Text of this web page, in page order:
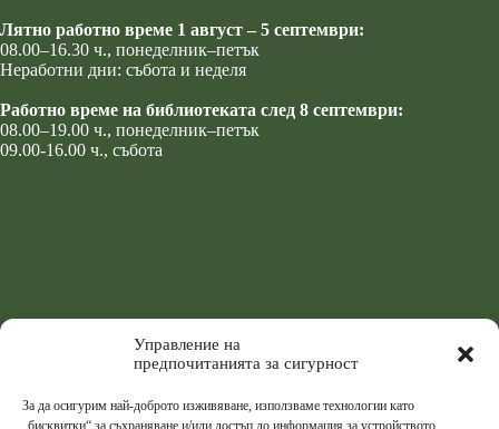
Управление на
предпочитанията за сигурност
За да осигурим най-доброто изживяване, използваме технологии като
„бисквитки“ за съхраняване и/или достъп до информация за устройството.
Лятно работно време 1 август – 5 септември:
08.00–16.30 ч., понеделник–петък
Неработни дни: събота и неделя
Работно време на библиотеката след 8 септември:
08.00–19.00 ч., понеделник–петък
09.00-16.00 ч., събота